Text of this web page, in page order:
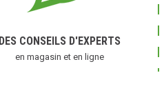
DES CONSEILS D'EXPERTS
en magasin et en ligne